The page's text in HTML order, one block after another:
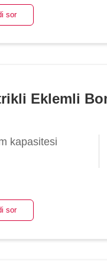
sor
Eklemli
kapasitesi
sor